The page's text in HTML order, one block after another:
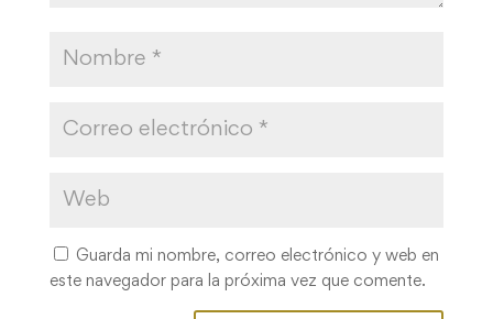
Guarda mi nombre, correo electrónico y web en
este navegador para la próxima vez que comente.